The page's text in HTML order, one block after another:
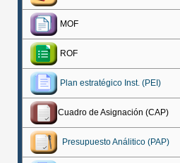
MOF
ROF
Plan estratégico Inst. (PEI)
Cuadro de Asignación (CAP)
Presupuesto Análitico (PAP)